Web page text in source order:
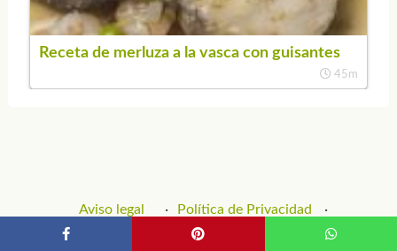
Receta de merluza a la vasca con guisantes
45m
Aviso legal
Política de Privacidad
Política de Cookies
Contacto y Publicidad